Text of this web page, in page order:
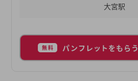
大宮駅
無料 パンフレットをもらう